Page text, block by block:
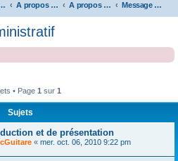
forum A propos du forum A propos du forum Message au staff administratif
• Page 1 sur 1
Sujets
et de présentation
« mer. oct. 06, 2010 9:22 pm